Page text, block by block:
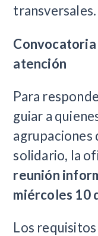
transversales.
atención
Para
guiar a
agrupaciones
solidario, la
reunión
miércoles 10
Los